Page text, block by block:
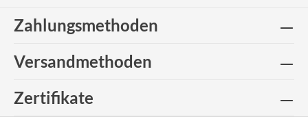
Zahlungsmethoden
Versandmethoden
Zertifikate